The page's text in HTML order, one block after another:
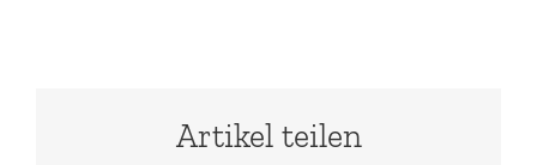
Artikel teilen